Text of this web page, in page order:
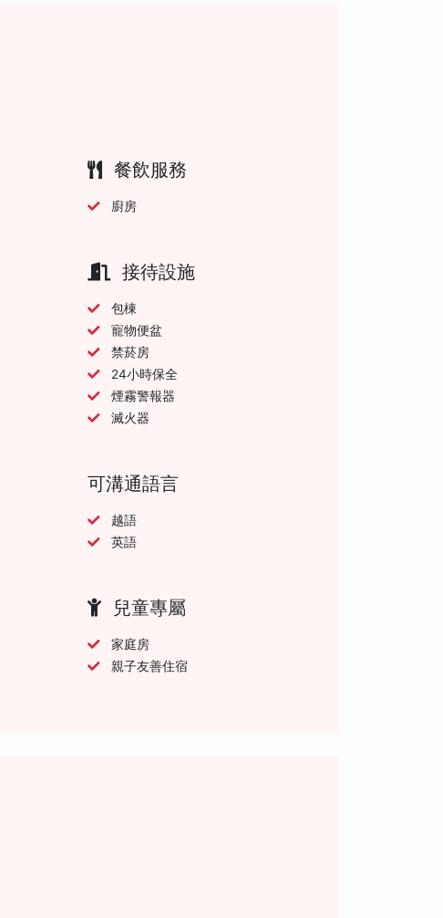
餐飲服務
廚房
接待設施
包棟
寵物便盆
禁菸房
24小時保全
煙霧警報器
滅火器
可溝通語言
越語
英語
兒童專屬
家庭房
親子友善住宿